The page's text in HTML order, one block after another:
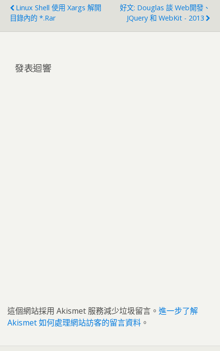
Linux Shell 使用 Xargs 解開
目錄內的 *.rar
好文: Douglas 談 Web開發、
JQuery 和 WebKit - 2013
發表迴響
這個網站採用 Akismet 服務減少垃圾留言。 進一步了解
Akismet 如何處理網站訪客的留言資料 。